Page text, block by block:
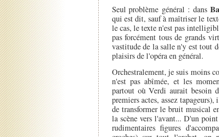
Seul problème général : dans
qui est dit, sauf à maîtriser le
le cas, le texte n'est pas
pas forcément tous de grands
vastitude de la salle n'y est tout
plaisirs de l'opéra en général.
Orchestralement, je suis moins
n'est pas abîmée, et les
partout où Verdi aurait besoin
premiers actes, assez
de transformer le bruit musical
la scène vers l'avant... D'un
rudimentaires figures